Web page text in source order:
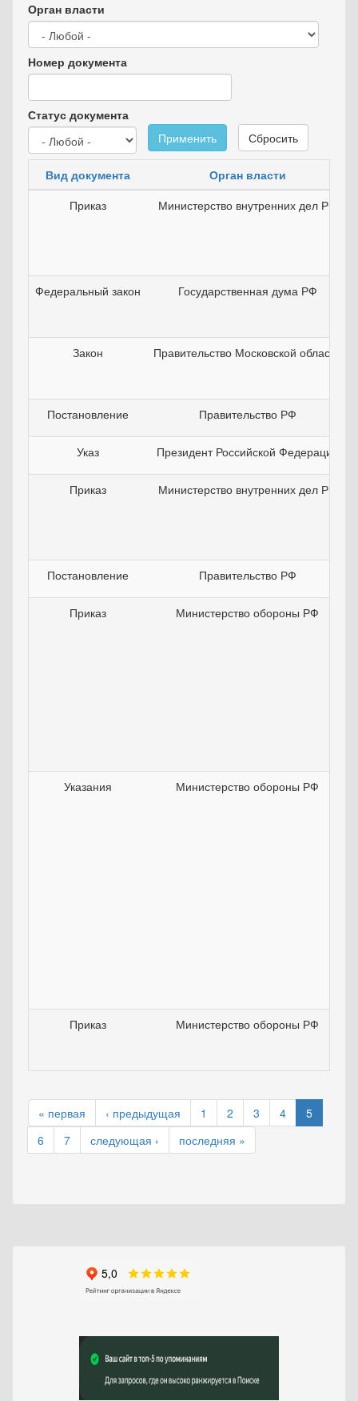
Орган власти
Номер документа
Статус документа
Применить
Сбросить
Вид документа Орган власти
Приказ
Министерство внутренних дел РФ
Федеральный закон Государственная дума РФ
Закон Правительство Московской области
Постановление Правительство РФ
Указ Президент Российской Федерации
Приказ Министерство внутренних дел РФ
Постановление Правительство РФ
Приказ Министерство обороны РФ
Указания Министерство обороны РФ
Приказ Министерство обороны РФ
« первая ‹ предыдущая 1 2 3 4
5
6
7 следующая › последняя »